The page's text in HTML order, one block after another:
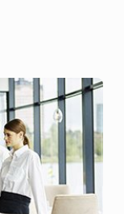
応援に駆けつ